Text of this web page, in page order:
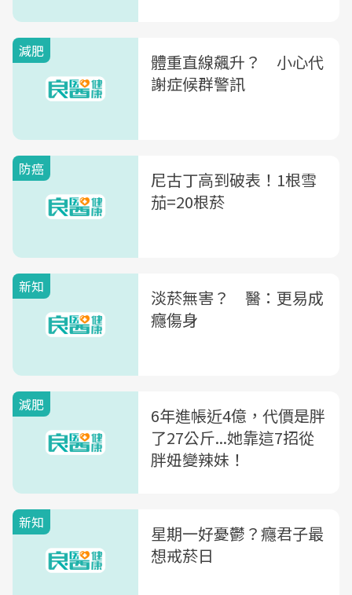
減肥
體重直線飆升？ 小心代
謝症候群警訊
防癌
尼古丁高到破表！1根雪
茄=20根菸
新知
淡菸無害？ 醫：更易成
癮傷身
減肥
6年進帳近4億，代價是胖
了27公斤...她靠這7招從
胖妞變辣妹！
新知
星期一好憂鬱？癮君子最
想戒菸日